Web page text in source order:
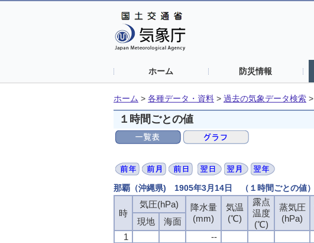
ホーム 防災情報
ホーム > 各種データ・資料 > 過去の気象データ検索 >
１時間ごとの値
那覇（沖縄県) 1905年3月14日 （１時間ごとの値）
時
気圧(hPa)
降水量
(mm)
気温
(℃)
露点
温度
(℃)
蒸気圧
(hPa)
現地 海面
1
--